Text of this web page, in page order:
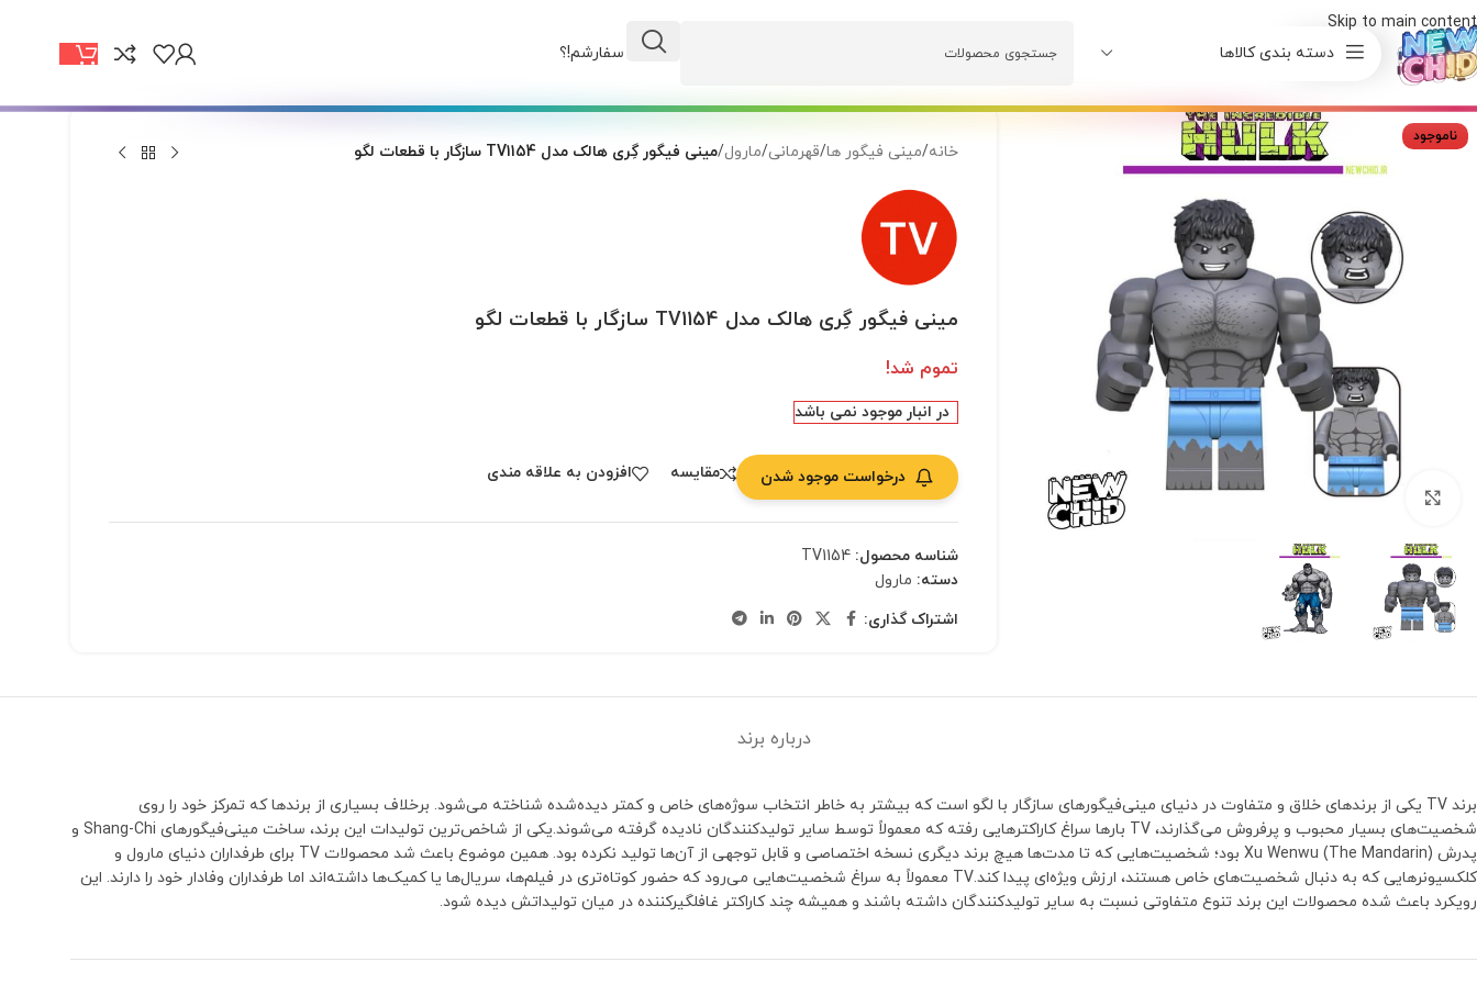
Skip to main content
دسته بندی کالاها
وضعیت سفارشم!؟
ناموجود
بزرگنمایی تصویر
خانه/مینی فیگور ها/قهرمانی/مارول/مینی فیگور گِری هالک مدل TV1154 سازگار با قطعات لگو
مینی فیگور گِری هالک مدل TV1154 سازگار با قطعات لگو
تموم شد!
در انبار موجود نمی باشد
درخواست موجود شدن مقایسه افزودن به علاقه مندی
شناسه محصول: TV1154
دسته: مارول
اشتراک گذاری:
درباره برند
برند TV یکی از برندهای خلاق و متفاوت در دنیای مینی‌فیگورهای سازگار با لگو است که بیشتر به خاطر انتخاب سوژه‌های خاص و کمتر دیده‌شده شناخته می‌شود. برخلاف بسیاری از برندها که تمرکز خود را روی
شخصیت‌های بسیار محبوب و پرفروش می‌گذارند، TV بارها سراغ کاراکترهایی رفته که معمولاً توسط سایر تولیدکنندگان نادیده گرفته می‌شوند.یکی از شاخص‌ترین تولیدات این برند، ساخت مینی‌فیگورهای Shang-Chi و
پدرش Xu Wenwu (The Mandarin) بود؛ شخصیت‌هایی که تا مدت‌ها هیچ برند دیگری نسخه اختصاصی و قابل توجهی از آن‌ها تولید نکرده بود. همین موضوع باعث شد محصولات TV برای طرفداران دنیای مارول و
کلکسیونرهایی که به دنبال شخصیت‌های خاص هستند، ارزش ویژه‌ای پیدا کند.TV معمولاً به سراغ شخصیت‌هایی می‌رود که حضور کوتاه‌تری در فیلم‌ها، سریال‌ها یا کمیک‌ها داشته‌اند اما طرفداران وفادار خود را دارند. این
رویکرد باعث شده محصولات این برند تنوع متفاوتی نسبت به سایر تولیدکنندگان داشته باشند و همیشه چند کاراکتر غافلگیرکننده در میان تولیداتش دیده شود.